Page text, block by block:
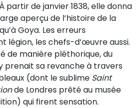
partir de janvier 1838, elle donna
aperçu de l’histoire de la
Goya. Les erreurs
légion, les chefs-d’œuvre aussi.
de manière pléthorique, du
prenait sa revanche à travers
(dont le sublime Saint
de Londres prêté au musée
qui firent sensation.